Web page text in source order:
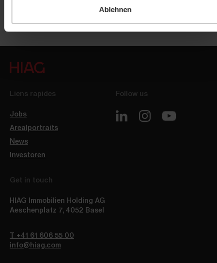
Ablehnen
Liens rapides
Jobs
Arealportraits
News
Investoren
Follow us
Get in touch
HIAG Immobilien Holding AG
Aeschenplatz 7, 4052 Basel
T +41 61 606 55 00
info@hiag.com